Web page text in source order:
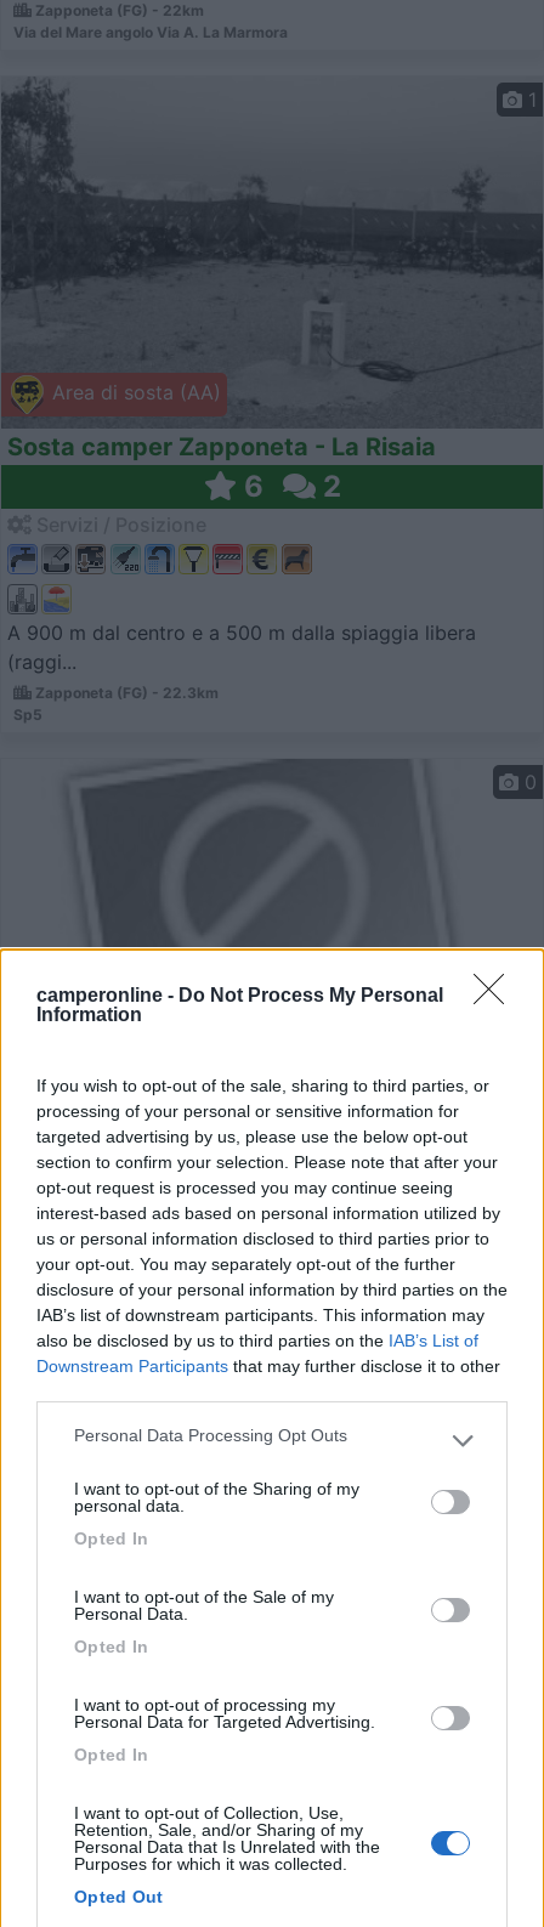
camperonline - Do Not Process My Personal
Information
If you wish to opt-out of the sale, sharing to third parties, or
processing of your personal or sensitive information for
targeted advertising by us, please use the below opt-out
section to confirm your selection. Please note that after your
opt-out request is processed you may continue seeing
interest-based ads based on personal information utilized by
us or personal information disclosed to third parties prior to
your opt-out. You may separately opt-out of the further
disclosure of your personal information by third parties on the
IAB’s list of downstream participants. This information may
also be disclosed by us to third parties on the IAB’s List of
Downstream Participants that may further disclose it to other
Please note that this website/app uses one or more Google
not limited to your visit or usage behaviour. You may click to
grant or deny consent to Google and its third-party tags to
use your data for below specified purposes in below Google
Personal Data Processing Opt Outs
I want to opt-out of the Sharing of my
personal data.
Opted In
I want to opt-out of the Sale of my
Personal Data.
Opted In
I want to opt-out of processing my
Personal Data for Targeted Advertising.
Opted In
I want to opt-out of Collection, Use,
Retention, Sale, and/or Sharing of my
Personal Data that Is Unrelated with the
Purposes for which it was collected.
Opted Out
Zapponeta (FG) - 22km
Via del Mare angolo Via A. La Marmora
Area di sosta (AA)
1
Sosta camper Zapponeta - La Risaia
6 2
A 900 m dal centro e a 500 m dalla spiaggia libera
(raggi...
Zapponeta (FG) - 22.3km
Sp5
0
Lido Valentino
4 2
Servizi / Posizione
Area per 15-20 mezzi, ma non riservata ai camper perchè
Zapponeta (FG) - 23.2km
Area di sosta (AA)
Paiaja (Lido Ranch Mare)
8 2
Servizi / Posizione